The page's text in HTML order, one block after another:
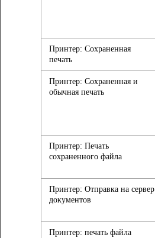
Принтер: Сохраненная
печать
Принтер: Сохраненная и
обычная печать
Принтер: Печать
сохраненного файла
Принтер: Отправка на сервер
документов
Принтер: печать файла